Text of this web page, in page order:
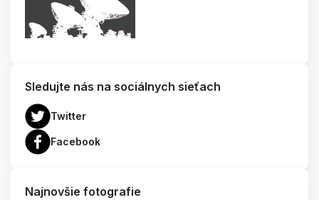
Sledujte nás na sociálnych sieťach
Twitter
Facebook
Najnovšie fotografie